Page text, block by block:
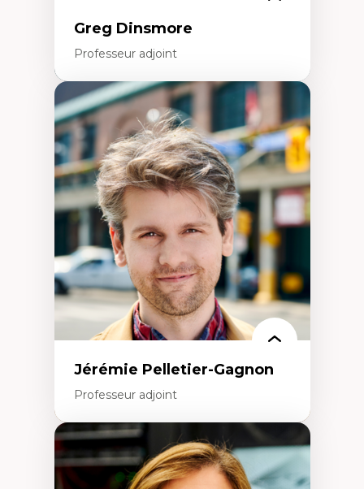
Greg Dinsmore
Professeur adjoint
Expertises
Fragmentation des auditoires médiatiques
Analyse multi-plateforme des auditoires
médiatiques
Analyse des comportements numériques à
travers les données massives et l’IA
Recherche quantitative et qualitative sur
les auditoires médiatiques
Épistémologie des techniques de recherche
numérique et l’IA
Théorie des droits de la personne
La pensée politique d’Hannah Arendt
La pensée politique à l’ère numérique
Justice internationale et normes
internationales
Jérémie Pelletier-Gagnon
Professeur adjoint
Expertises
Études du jeu vidéo
Fouille de textes